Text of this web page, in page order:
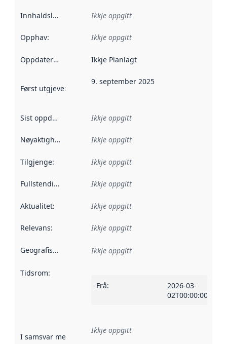
Innhaldsleverandørar :
Ikkje oppgitt
Opphav: Ikkje oppgitt
Oppdateringsfrekvens :
Ikkje Planlagt
Først utgjeve: Denne datoen seier når dataa i dette
9. september 2025
Sist oppdatert Ikkje oppgitt
Nøyaktigheit Ikkje oppgitt
Tilgjenge: Ikkje oppgitt
Fullstendigheit Ikkje oppgitt
Aktualitet: Ikkje oppgitt
Relevans: Ikkje oppgitt
Geografisk område Ikkje oppgitt
Tidsrom:
Frå:
2026-03-
02T00:00:00Z
I samsvar med Referanse til ei implementeringsregel eller
Ikkje oppgitt